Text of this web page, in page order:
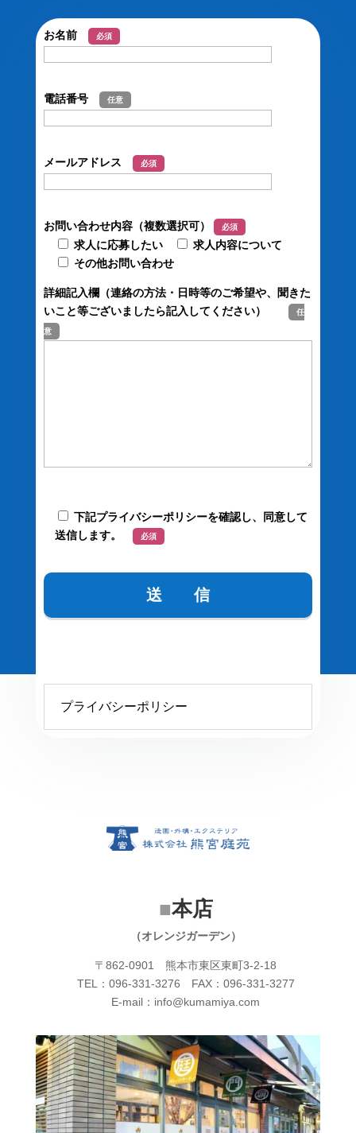
お名前 必須
電話番号 任意
メールアドレス 必須
お問い合わせ内容（複数選択可） 必須
求人に応募したい
求人内容について
その他お問い合わせ
詳細記入欄（連絡の方法・日時等のご希望や、聞きた
いこと等ございましたら記入してください）
任
意
下記プライバシーポリシーを確認し、同意して
送信します。
必須
プライバシーポリシー
■本店
（オレンジガーデン）
〒862-0901 熊本市東区東町3-2-18
TEL：096-331-3276 FAX：096-331-3277
E-mail：info@kumamiya.com